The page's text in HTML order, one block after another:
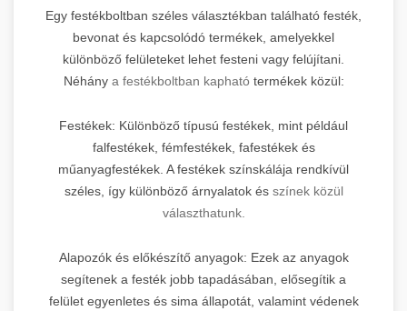
Egy festékboltban széles választékban található festék,
bevonat és kapcsolódó termékek, amelyekkel
különböző felületeket lehet festeni vagy felújítani.
Néhány a festékboltban kaphatótermékek közül:
Festékek: Különböző típusú festékek, mint például
falfestékek, fémfestékek, fafestékek és
műanyagfestékek. A festékek színskálája rendkívül
széles, így különböző árnyalatok és színek közül
választhatunk.
Alapozók és előkészítő anyagok: Ezek az anyagok
segítenek a festék jobb tapadásában, elősegítik a
felület egyenletes és sima állapotát, valamint védenek